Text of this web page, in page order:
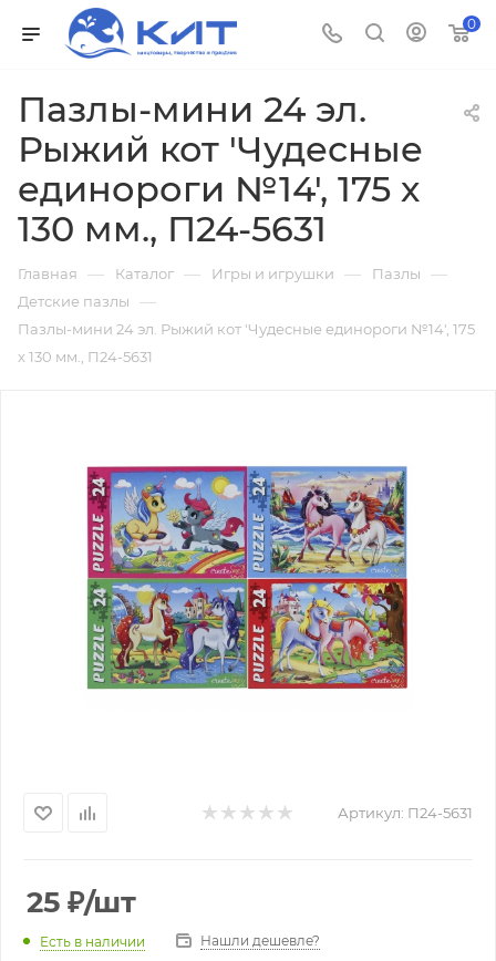
0
Пазлы-мини 24 эл.
Рыжий кот 'Чудесные
единороги №14', 175 х
130 мм., П24-5631
Главная — Каталог — Игры и игрушки — Пазлы —
Детские пазлы —
Пазлы-мини 24 эл. Рыжий кот 'Чудесные единороги №14', 175
х 130 мм., П24-5631
Артикул: П24-5631
25 ₽/шт
Есть в наличии Нашли дешевле?